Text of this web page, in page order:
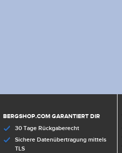
BERGSHOP.COM GARANTIERT DIR
30 Tage Rückgaberecht
Sichere Datenübertragung mittels
TLS